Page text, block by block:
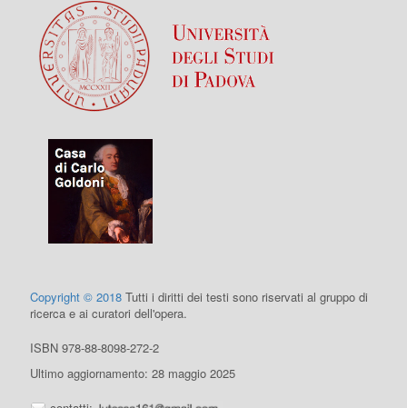
Copyright © 2018 Tutti i diritti dei testi sono riservati al gruppo di
ricerca e ai curatori dell'opera.
ISBN 978-88-8098-272-2
Ultimo aggiornamento: 28 maggio 2025